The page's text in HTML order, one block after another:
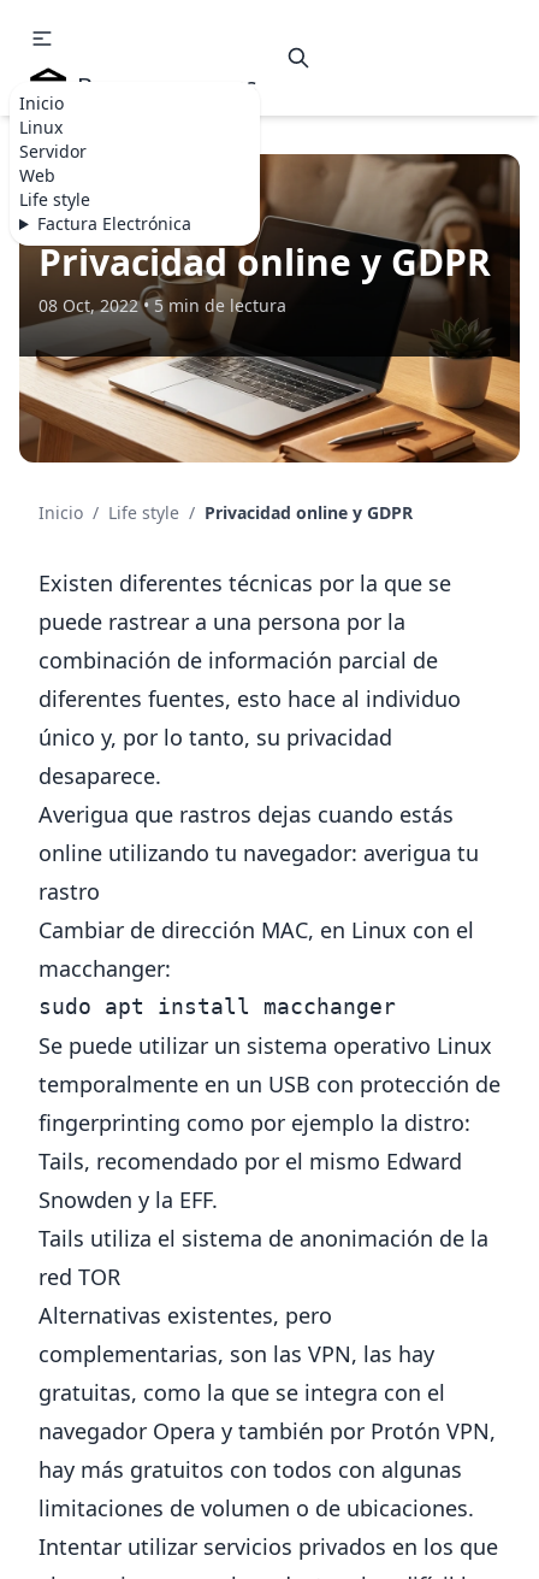
Inicio
Linux
Servidor
Web
Life style
Factura Electrónica
Becommerce.es
LIFE STYLE
Privacidad online y GDPR
08 Oct, 2022 • 5 min de lectura
Inicio / Life style / Privacidad online y GDPR
Existen diferentes técnicas por la que se
puede rastrear a una persona por la
combinación de información parcial de
diferentes fuentes, esto hace al individuo
único y, por lo tanto, su privacidad
desaparece.
Averigua que rastros dejas cuando estás
online utilizando tu navegador: averigua tu
rastro
Cambiar de dirección MAC, en Linux con el
macchanger:
sudo apt install macchanger
Se puede utilizar un sistema operativo Linux
temporalmente en un USB con protección de
fingerprinting como por ejemplo la distro:
Tails, recomendado por el mismo Edward
Snowden y la EFF.
Tails utiliza el sistema de anonimación de la
red TOR
Alternativas existentes, pero
complementarias, son las VPN, las hay
gratuitas, como la que se integra con el
navegador Opera y también por Protón VPN,
hay más gratuitos con todos con algunas
limitaciones de volumen o de ubicaciones.
Intentar utilizar servicios privados en los que